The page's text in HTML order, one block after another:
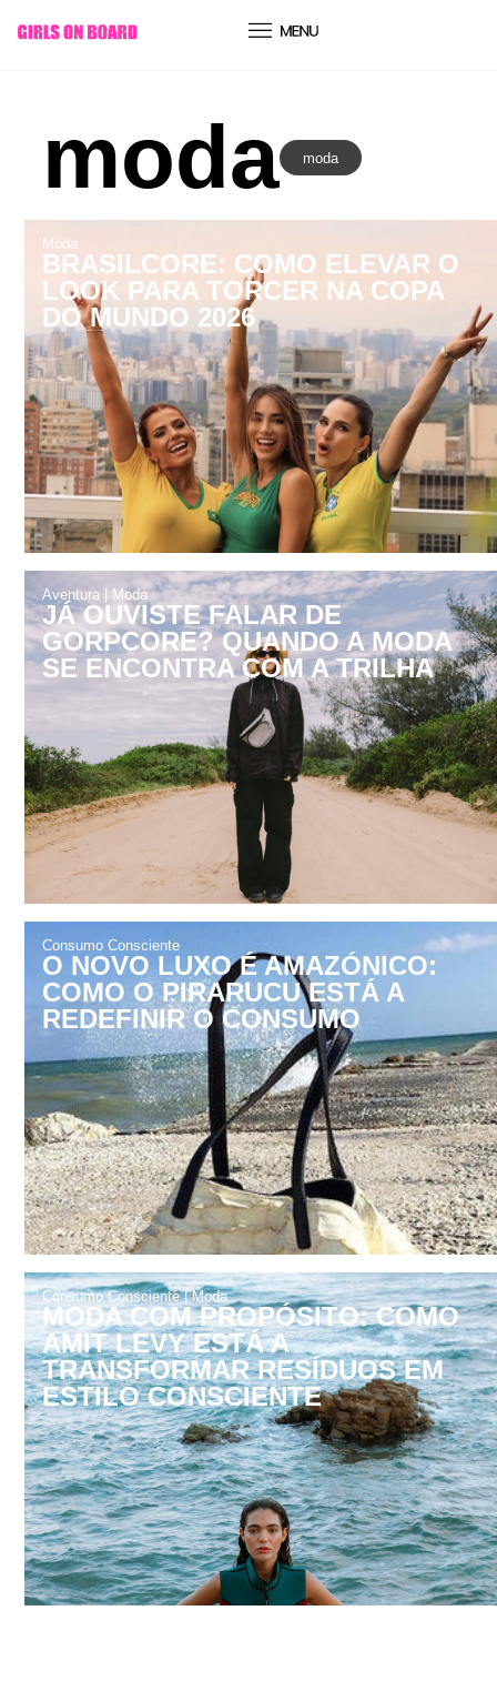
conteúdo
moda moda
Moda
BRASILCORE: COMO ELEVAR O
LOOK PARA TORCER NA COPA
DO MUNDO 2026
Aventura Moda
JÁ OUVISTE FALAR DE
GORPCORE? QUANDO A MODA
SE ENCONTRA COM A TRILHA
Consumo Consciente
O NOVO LUXO É AMAZÓNICO:
COMO O PIRARUCU ESTÁ A
REDEFINIR O CONSUMO
Consumo Consciente|Moda
MODA COM PROPÓSITO: COMO
AMIT LEVY ESTÁ A
TRANSFORMAR RESÍDUOS EM
ESTILO CONSCIENTE